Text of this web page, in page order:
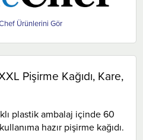
Pişirme Kağıdı, Kare,
plastik ambalaj içinde 60
hazır pişirme kağıdı.